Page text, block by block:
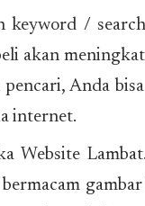
keyword /
akan
Anda
internet.
Website